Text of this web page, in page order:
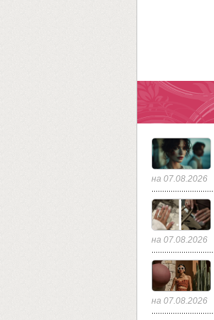
на 07.08.2026
на 07.08.2026
на 07.08.2026